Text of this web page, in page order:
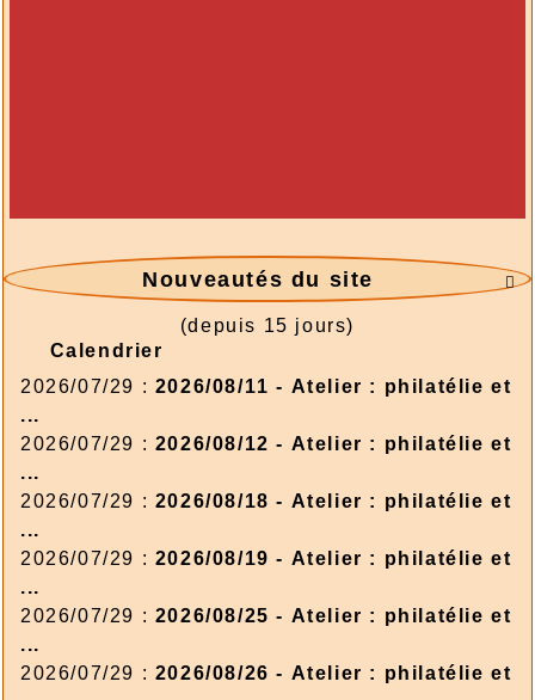

Nouveautés du site
(depuis 15 jours)
Calendrier
2026/07/29 : 2026/08/11 - Atelier : philatélie et
...
2026/07/29 : 2026/08/12 - Atelier : philatélie et
...
2026/07/29 : 2026/08/18 - Atelier : philatélie et
...
2026/07/29 : 2026/08/19 - Atelier : philatélie et
...
2026/07/29 : 2026/08/25 - Atelier : philatélie et
...
2026/07/29 : 2026/08/26 - Atelier : philatélie et